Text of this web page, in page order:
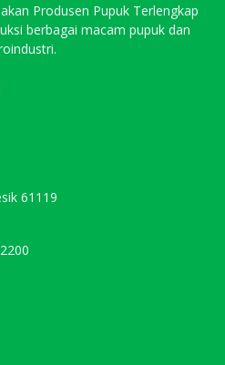
Produsen Pupuk Terlengkap
berbagai macam pupuk dan
61119